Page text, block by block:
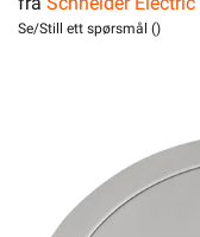
Se/Still ett spørsmål ()